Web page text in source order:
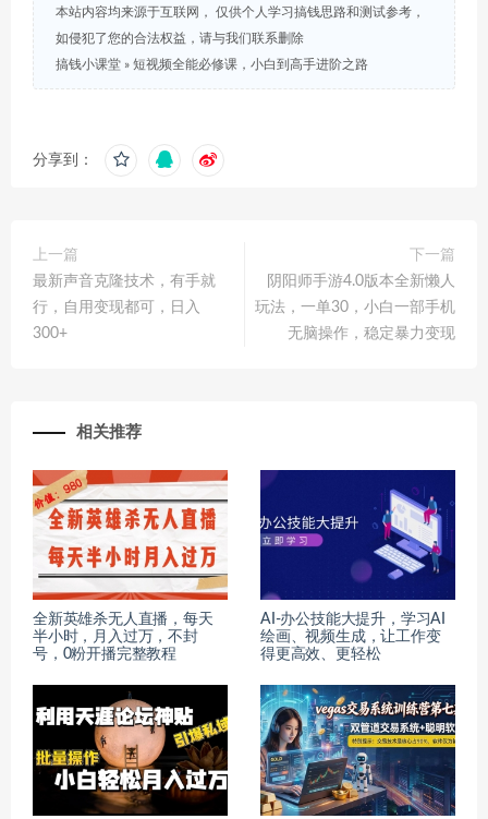
本站内容均来源于互联网， 仅供个人学习搞钱思路和测试参考，
如侵犯了您的合法权益，请与我们联系删除
搞钱小课堂 » 短视频全能必修课，小白到高手进阶之路
分享到：
上一篇
最新声音克隆技术，有手就
行，自用变现都可，日入
300+
下一篇
阴阳师手游4.0版本全新懒人
玩法，一单30，小白一部手机
无脑操作，稳定暴力变现
相关推荐
全新英雄杀无人直播，每天
半小时，月入过万，不封
号，0粉开播完整教程
AI-办公技能大提升，学习AI
绘画、视频生成，让工作变
得更高效、更轻松